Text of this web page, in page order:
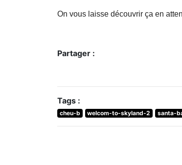
On vous laisse découvrir ça en
Partager :
Tags :
cheu-b welcom-to-skyland-2 santa-